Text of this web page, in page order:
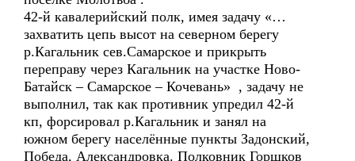
42-й кавалерийский полк, имея задачу «…
захватить цепь высот на северном берегу
р.Кагальник сев.Самарское и прикрыть
переправу через Кагальник на участке Ново-
Батайск – Самарское – Кочевань» , задачу не
выполнил, так как противник упредил 42-й
кп, форсировал р.Кагальник и занял на
южном берегу населённые пункты Задонский,
Победа, Александровка. Полковник Горшков